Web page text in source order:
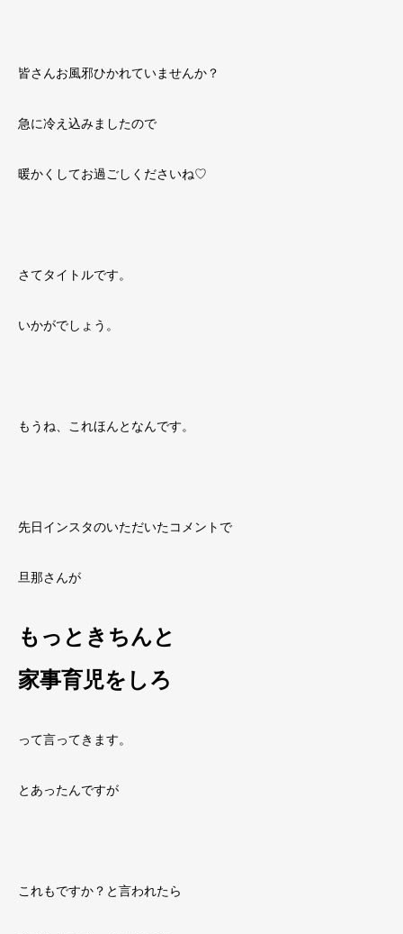
皆さんお風邪ひかれていませんか？
急に冷え込みましたので
暖かくしてお過ごしくださいね♡
さてタイトルです。
いかがでしょう。
もうね、これほんとなんです。
先日インスタのいただいたコメントで
旦那さんが
もっときちんと
家事育児をしろ
って言ってきます。
とあったんですが
これもですか？と言われたら